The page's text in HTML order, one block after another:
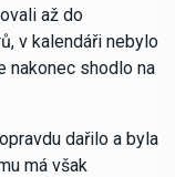
až do
v kalendáři nebylo
nakonec shodlo na
dařilo a byla
má však